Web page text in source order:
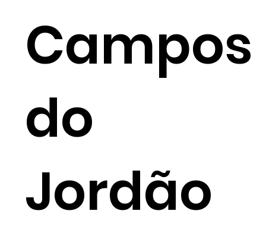
Campos
do
Jordão